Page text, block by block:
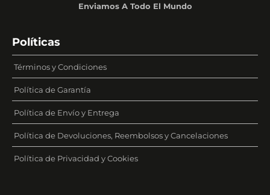
Enviamos A Todo El Mundo
Políticas
Términos y Condiciones
Política de Garantía
Política de Envío y Entrega
Política de Devoluciones, Reembolsos y Cancelaciones
Política de Privacidad y Cookies